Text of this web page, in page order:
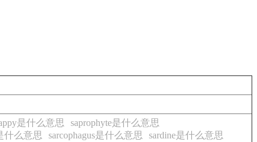
是什么意思
saprophyte是什么意思
什么意思 sarcophagus是什么意思
sardine是什么意思